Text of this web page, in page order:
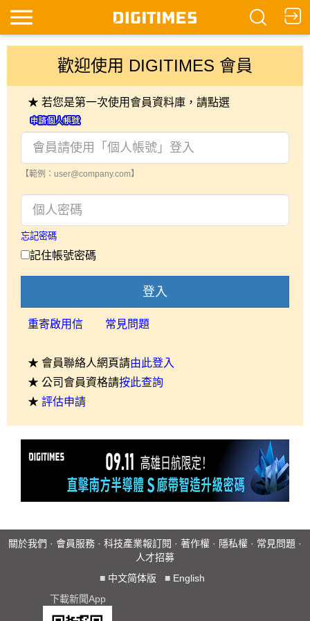
歡迎使用 DIGITIMES 會員
★ 若您是第一次使用會員資料庫，請點選
【範例：user@company.com】
忘記密碼
記住帳號密碼
登入
重寄啟用信 常見問題
★ 會員聯絡人網頁請由此登入
★ 公司會員資格請按此查詢
★ 評估申請
關於我們 · 會員服務 · 科技產業報訂閱 · 著作權 · 隱私權 · 常見問題 ·
人才招募
■ 中文简体版 ■ English
下載新聞App